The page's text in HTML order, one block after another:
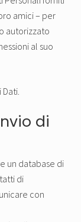
amici – per
autorizzato
al suo
di
un database di
di
con